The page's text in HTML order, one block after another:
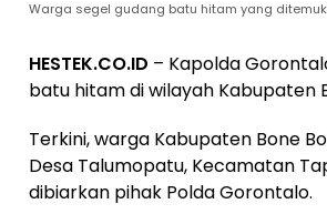
Warga segel gudang batu hitam yang
HESTEK.CO.ID – Kapolda
batu hitam di wilayah Kabupaten
Terkini, warga Kabupaten Bone
Desa Talumopatu, Kecamatan
dibiarkan pihak Polda Gorontalo.